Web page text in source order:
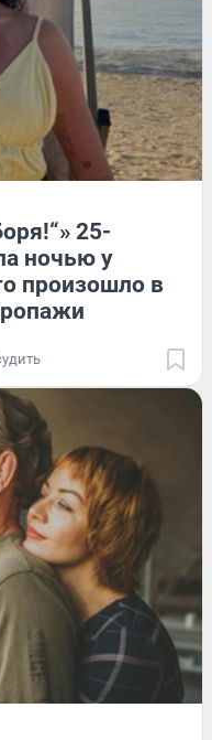
25-
ночью у
произошло в